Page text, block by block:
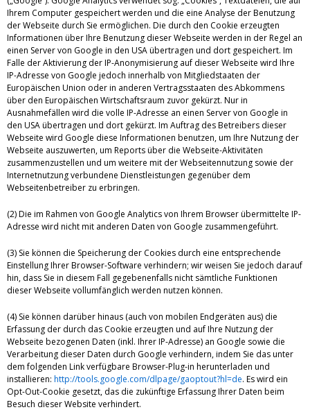
Ihrem Computer gespeichert werden und die eine Analyse der Benutzung
der Webseite durch Sie ermöglichen. Die durch den Cookie erzeugten
Informationen über Ihre Benutzung dieser Webseite werden in der Regel an
einen Server von Google in den USA übertragen und dort gespeichert. Im
Falle der Aktivierung der IP-Anonymisierung auf dieser Webseite wird Ihre
IP-Adresse von Google jedoch innerhalb von Mitgliedstaaten der
Europäischen Union oder in anderen Vertragsstaaten des Abkommens
über den Europäischen Wirtschaftsraum zuvor gekürzt. Nur in
Ausnahmefällen wird die volle IP-Adresse an einen Server von Google in
den USA übertragen und dort gekürzt. Im Auftrag des Betreibers dieser
Webseite wird Google diese Informationen benutzen, um Ihre Nutzung der
Webseite auszuwerten, um Reports über die Webseite-Aktivitäten
zusammenzustellen und um weitere mit der Webseitennutzung sowie der
Internetnutzung verbundene Dienstleistungen gegenüber dem
Webseitenbetreiber zu erbringen.
(2) Die im Rahmen von Google Analytics von Ihrem Browser übermittelte IP-
Adresse wird nicht mit anderen Daten von Google zusammengeführt.
(3) Sie können die Speicherung der Cookies durch eine entsprechende
Einstellung Ihrer Browser-Software verhindern; wir weisen Sie jedoch darauf
hin, dass Sie in diesem Fall gegebenenfalls nicht sämtliche Funktionen
dieser Webseite vollumfänglich werden nutzen können.
(4) Sie können darüber hinaus (auch von mobilen Endgeräten aus) die
Erfassung der durch das Cookie erzeugten und auf Ihre Nutzung der
Webseite bezogenen Daten (inkl. Ihrer IP-Adresse) an Google sowie die
Verarbeitung dieser Daten durch Google verhindern, indem Sie das unter
dem folgenden Link verfügbare Browser-Plug-in herunterladen und
installieren: http://tools.google.com/dlpage/gaoptout?hl=de. Es wird ein
Opt-Out-Cookie gesetzt, das die zukünftige Erfassung Ihrer Daten beim
Besuch dieser Website verhindert.